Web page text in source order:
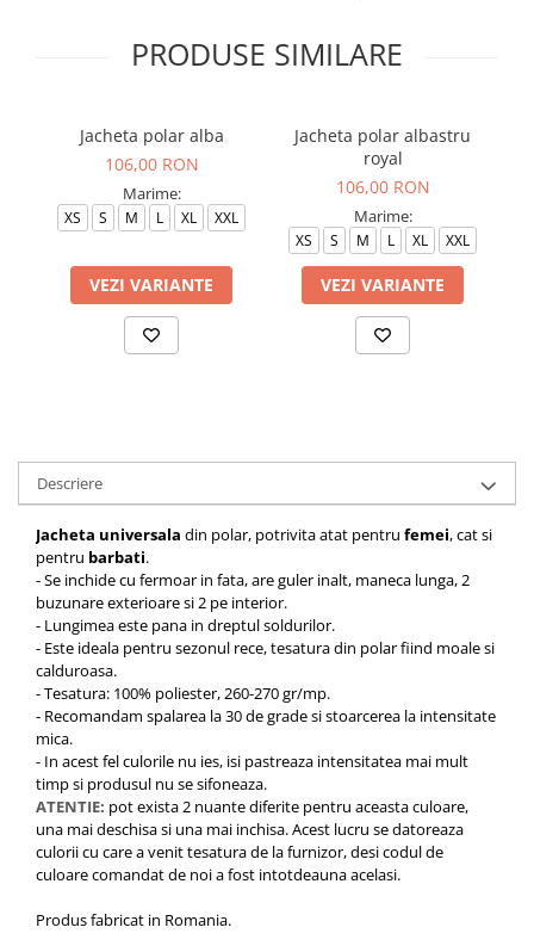
PRODUSE SIMILARE
Jacheta polar alba
106,00 RON
Marime:
XS S M L XL XXL
VEZI VARIANTE
Jacheta polar albastru
royal
106,00 RON
Marime:
XS S M L XL XXL
VEZI VARIANTE
Descriere
Jacheta universala din polar, potrivita atat pentru femei, cat si
pentru barbati.
- Se inchide cu fermoar in fata, are guler inalt, maneca lunga, 2
buzunare exterioare si 2 pe interior.
- Lungimea este pana in dreptul soldurilor.
- Este ideala pentru sezonul rece, tesatura din polar fiind moale si
calduroasa.
- Tesatura: 100% poliester, 260-270 gr/mp.
- Recomandam spalarea la 30 de grade si stoarcerea la intensitate
mica.
- In acest fel culorile nu ies, isi pastreaza intensitatea mai mult
timp si produsul nu se sifoneaza.
ATENTIE: pot exista 2 nuante diferite pentru aceasta culoare,
una mai deschisa si una mai inchisa. Acest lucru se datoreaza
culorii cu care a venit tesatura de la furnizor, desi codul de
culoare comandat de noi a fost intotdeauna acelasi.
Produs fabricat in Romania.